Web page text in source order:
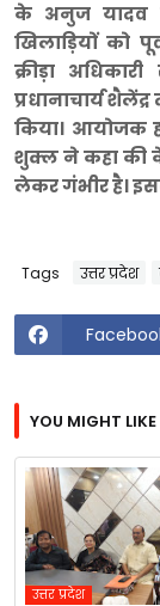
के अनुज यादव
खिलाड़ियों को
क्रीड़ा
प्रधानाचार्य
किया। आयोजक
शुक्ल ने कहा की
लेकर गंभीर है।
Tags उत्तर प्रदेश
YOU MIGHT LIKE
उत्तर प्रदेश